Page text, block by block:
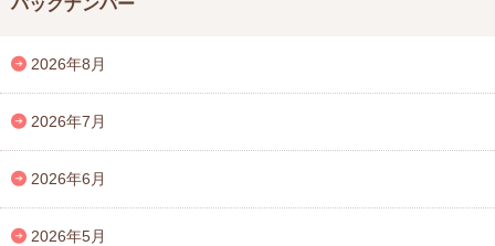
2026年8月
2026年7月
2026年6月
2026年5月